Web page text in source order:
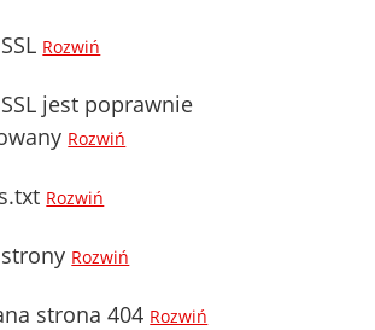
Rozwiń
jest poprawnie
Rozwiń
Rozwiń
Rozwiń
strona 404 Rozwiń